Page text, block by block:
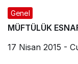
Genel
MÜFTÜLÜK
17 Nisan 2015 -